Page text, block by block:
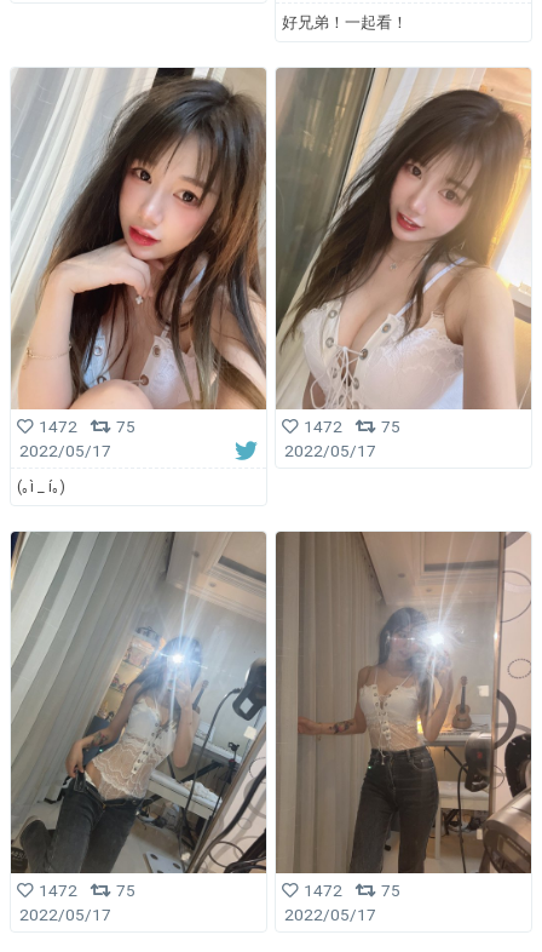
好兄弟！一起看！
1472
75
2022/05/17
(｡ì _ í｡)
1472
75
2022/05/17
1472
75
2022/05/17
1472
75
2022/05/17